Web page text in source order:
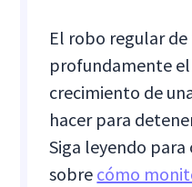
El robo regular
profundamente
crecimiento de
hacer para
Siga leyendo
sobre cómo